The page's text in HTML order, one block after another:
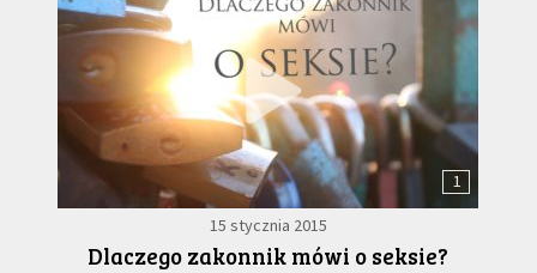
1
15 stycznia 2015
Dlaczego zakonnik mówi o seksie?